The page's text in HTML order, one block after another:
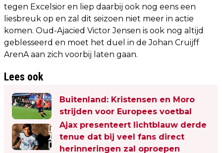
tegen Excelsior en liep daarbij ook nog eens een
liesbreuk op en zal dit seizoen niet meer in actie
komen. Oud-Ajacied Victor Jensen is ook nog altijd
geblesseerd en moet het duel in de Johan Cruijff
ArenA aan zich voorbij laten gaan.
Lees ook
Buitenland: Kristensen en Moro
strijden voor Europees voetbal
Ajax presenteert lichtblauw derde
tenue dat bij veel fans direct
herinneringen zal oproepen